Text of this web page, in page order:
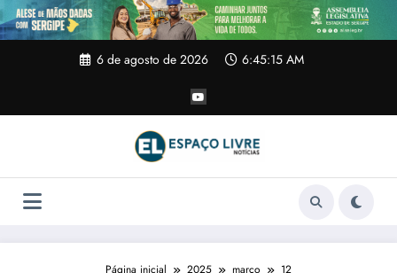
Pular
para
o
6 de agosto de 2026 6:45:16 AM
Página inicial 2025 março
12